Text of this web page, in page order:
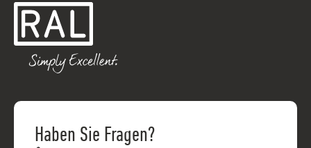
Haben Sie Fragen?